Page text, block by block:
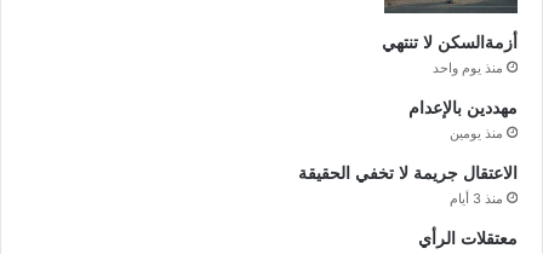
أزمةالسكن لا تنتهي
منذ يوم واحد
مهددين بالإعدام
منذ يومين
الاعتقال جريمة لا تخفي الحقيقة
منذ 3 أيام
معتقلات الرأي